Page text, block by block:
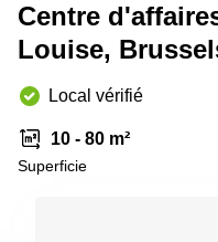
Centre
Louise,
Local vérifié
10 - 80 m²
Superficie